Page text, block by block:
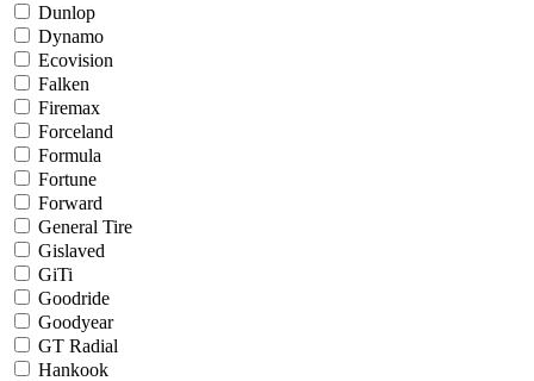
Dunlop
Dynamo
Ecovision
Falken
Firemax
Forceland
Formula
Fortune
Forward
General Tire
Gislaved
GiTi
Goodride
Goodyear
GT Radial
Hankook